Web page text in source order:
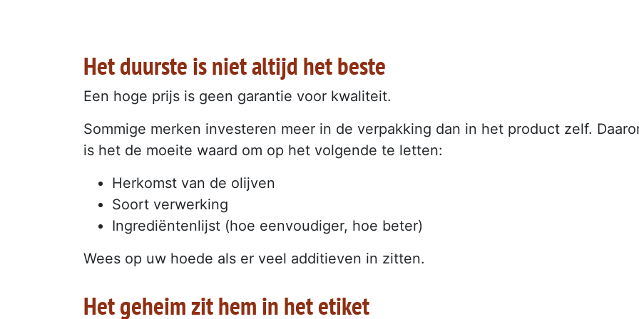
Het duurste is niet altijd het beste
Een hoge prijs is geen garantie voor kwaliteit.
Sommige merken investeren meer in de verpakking dan in het product zelf.
is het de moeite waard om op het volgende te letten:
Herkomst van de olijven
Soort verwerking
Ingrediëntenlijst (hoe eenvoudiger, hoe beter)
Wees op uw hoede als er veel additieven in zitten.
Het geheim zit hem in het etiket